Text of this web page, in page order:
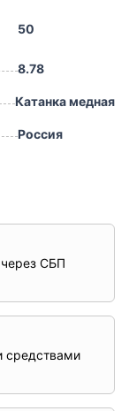
50
8.78
Катанка медная
Россия
СБП
средствами